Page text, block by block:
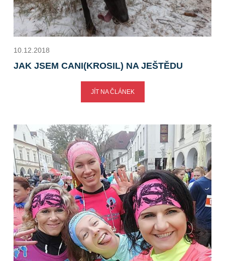
10.12.2018
JAK JSEM CANI(KROSIL) NA JEŠTĚDU
JÍT NA ČLÁNEK